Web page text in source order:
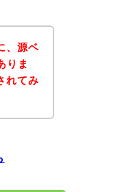
、源ベ
りま
れてみ